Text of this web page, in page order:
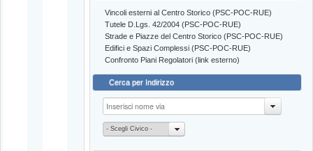
Vincoli esterni al Centro Storico (PSC-POC-RUE)
Tutele D.Lgs. 42/2004 (PSC-POC-RUE)
Strade e Piazze del Centro Storico (PSC-POC-RUE)
Edifici e Spazi Complessi (PSC-POC-RUE)
Confronto Piani Regolatori (link esterno)
Cerca per Indirizzo
- Scegli Civico -